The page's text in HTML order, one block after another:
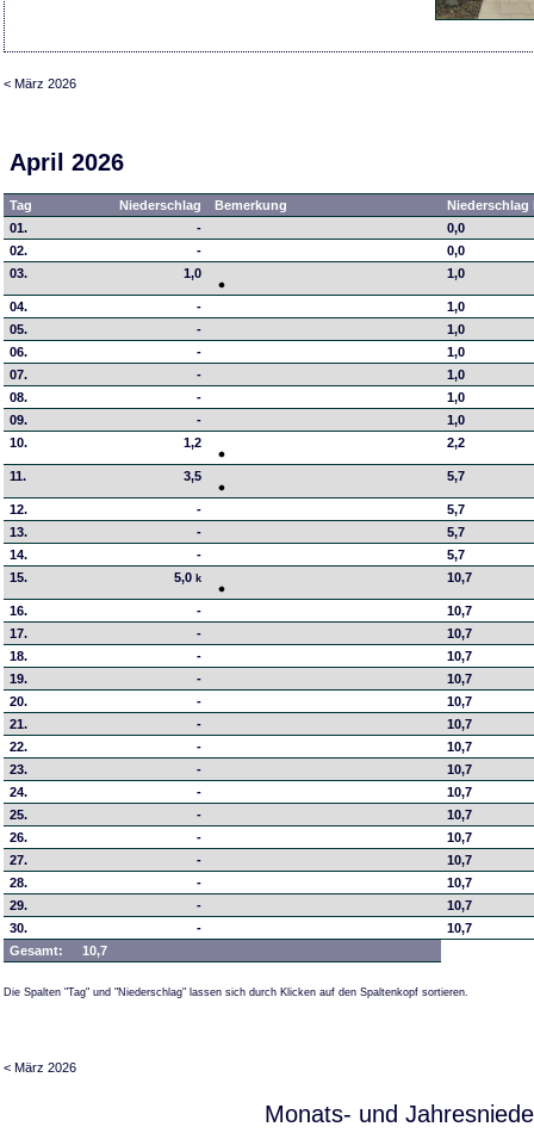
< März 2026
April 2026
Tag Niederschlag Bemerkung
01.
-
0,0
02.
-
0,0
03.
1,0 1,0
04. -
1,0
05.
-
1,0
06.
-
1,0
07.
-
1,0
08.
-
1,0
09.
-
1,0
10.
1,2 2,2
11. 3,5 5,7
12. -
5,7
13.
-
5,7
14.
-
5,7
15.
5,0k 10,7
16. -
10,7
17.
-
10,7
18.
-
10,7
19.
-
10,7
20.
-
10,7
21.
-
10,7
22.
-
10,7
23.
-
10,7
24.
-
10,7
25.
-
10,7
26.
-
10,7
27.
-
10,7
28.
-
10,7
29.
-
10,7
30.
-
10,7
Gesamt:
10,7
Die Spalten "Tag" und "Niederschlag" lassen sich durch Klicken auf den Spaltenkopf sortieren.
< März 2026
Monats- und